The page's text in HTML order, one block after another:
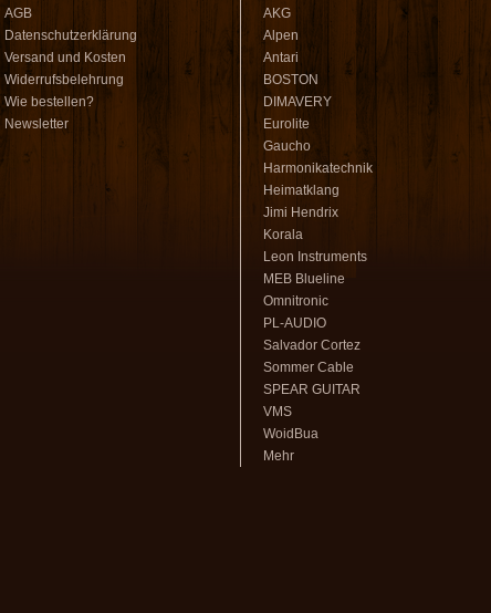
AGB
Datenschutzerklärung
Versand und Kosten
Widerrufsbelehrung
Wie bestellen?
Newsletter
AKG
Alpen
Antari
BOSTON
DIMAVERY
Eurolite
Gaucho
Harmonikatechnik
Heimatklang
Jimi Hendrix
Korala
Leon Instruments
MEB Blueline
Omnitronic
PL-AUDIO
Salvador Cortez
Sommer Cable
SPEAR GUITAR
VMS
WoidBua
Mehr